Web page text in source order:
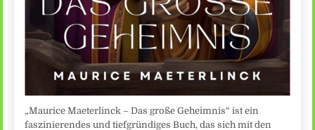
„Maurice Maeterlinck – Das große Geheimnis“ ist ein
faszinierendes und tiefgründiges Buch, das sich mit den